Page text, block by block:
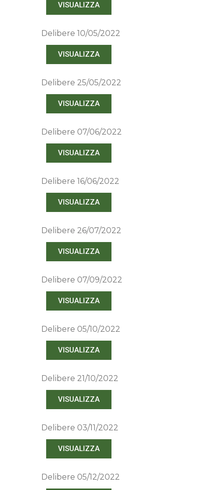
VISUALIZZA
Delibere 10/05/2022
VISUALIZZA
Delibere 25/05/2022
VISUALIZZA
Delibere 07/06/2022
VISUALIZZA
Delibere 16/06/2022
VISUALIZZA
Delibere 26/07/2022
VISUALIZZA
Delibere 07/09/2022
VISUALIZZA
Delibere 05/10/2022
VISUALIZZA
Delibere 21/10/2022
VISUALIZZA
Delibere 03/11/2022
VISUALIZZA
Delibere 05/12/2022